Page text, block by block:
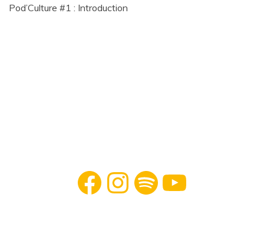
Pod’Culture #1 : Introduction
Facebook InstagramSpotify YouTube